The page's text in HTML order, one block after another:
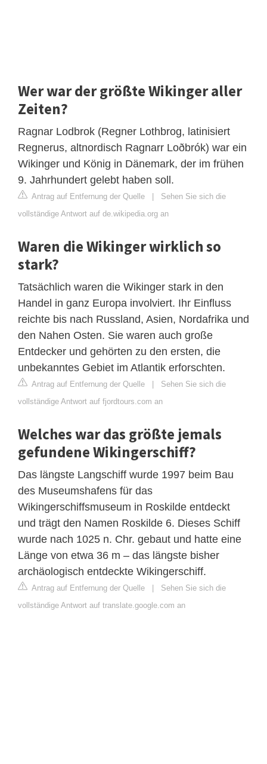
Wer war der größte Wikinger aller
Zeiten?
Ragnar Lodbrok (Regner Lothbrog, latinisiert
Regnerus, altnordisch Ragnarr Loðbrók) war ein
Wikinger und König in Dänemark, der im frühen
9. Jahrhundert gelebt haben soll.
Antrag auf Entfernung der Quelle | Sehen Sie sich die
vollständige Antwort auf de.wikipedia.org an
Waren die Wikinger wirklich so
stark?
Tatsächlich waren die Wikinger stark in den
Handel in ganz Europa involviert. Ihr Einfluss
reichte bis nach Russland, Asien, Nordafrika und
den Nahen Osten. Sie waren auch große
Entdecker und gehörten zu den ersten, die
unbekanntes Gebiet im Atlantik erforschten.
Antrag auf Entfernung der Quelle | Sehen Sie sich die
vollständige Antwort auf fjordtours.com an
Welches war das größte jemals
gefundene Wikingerschiff?
Das längste Langschiff wurde 1997 beim Bau
des Museumshafens für das
Wikingerschiffsmuseum in Roskilde entdeckt
und trägt den Namen Roskilde 6. Dieses Schiff
wurde nach 1025 n. Chr. gebaut und hatte eine
Länge von etwa 36 m – das längste bisher
archäologisch entdeckte Wikingerschiff.
Antrag auf Entfernung der Quelle | Sehen Sie sich die
vollständige Antwort auf translate.google.com an